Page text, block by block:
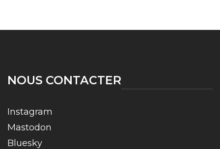
NOUS CONTACTER
Instagram
Mastodon
Bluesky